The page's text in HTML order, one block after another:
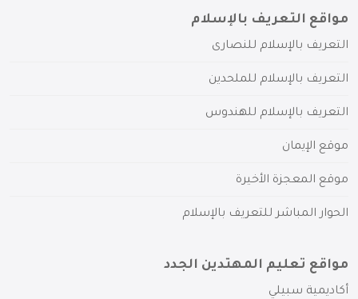
مواقع التعريف بالإسلام
التعريف بالإسلام للنصارى
التعريف بالإسلام للملحدين
التعريف بالإسلام للهندوس
موقع الإيمان
موقع المعجزة الأخيرة
الحوار المباشر للتعريف بالإسلام
مواقع تعليم المهتدين الجدد
أكاديمية سبيلي